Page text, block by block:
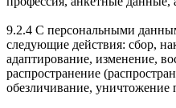
9.2.4 С персональными
следующие действия: сбор,
адаптирование, изменение,
распространение
обезличивание, уничтожение